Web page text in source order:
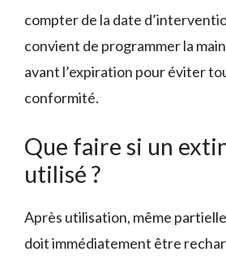
compter de la date
convient de programmer la
avant l’expiration pour éviter
conformité.
Que faire si un
utilisé ?
Après utilisation, même
doit immédiatement être